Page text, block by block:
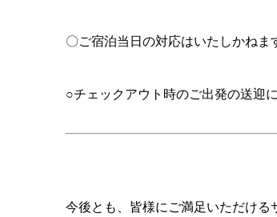
〇ご宿泊当日の対応はいたしかねま
○チェックアウト時のご出発の送迎
今後とも、皆様にご満足いただける